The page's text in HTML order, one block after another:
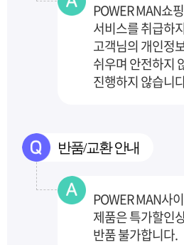
POWER MAN쇼
서비스를 취급하
고객님의 개인정
쉬우며 안전하지
진행하지 않습니
반품/교환 안내
POWER MAN사
제품은 특가할인
반품 불가합니다.